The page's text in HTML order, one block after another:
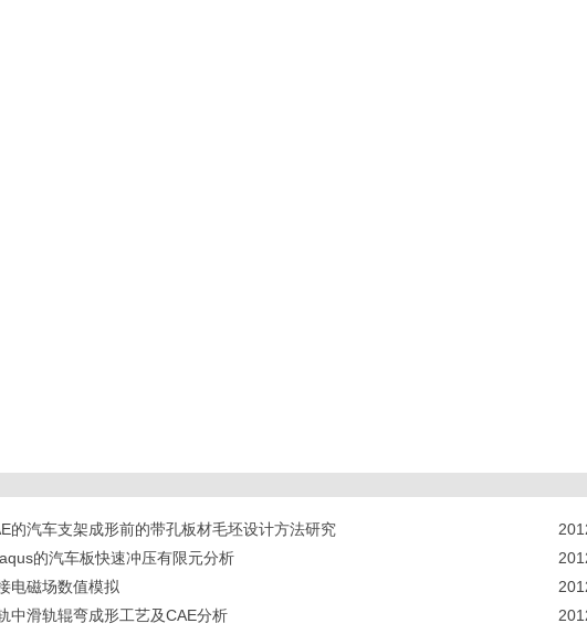
的汽车支架成形前的带孔板材毛坯设计方法研究
的汽车板快速冲压有限元分析
电磁场数值模拟
中滑轨辊弯成形工艺及CAE分析